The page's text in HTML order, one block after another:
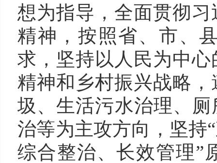
想为指导， 全面贯彻
精神，按照省、市、
求，坚持以人民为中
精神和 乡村振兴战略
圾、生活污水治理、厕
治等为主攻方向，坚持
综合整治、长效管理”